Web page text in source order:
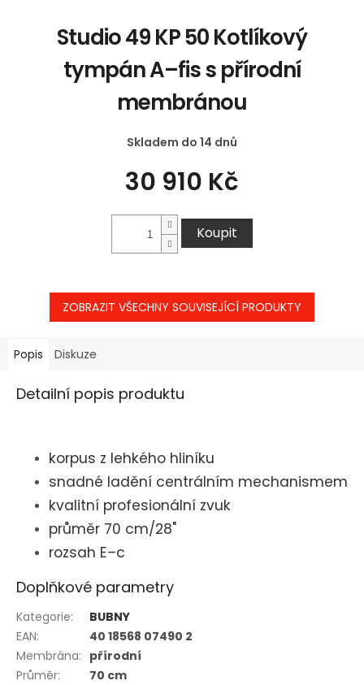
Studio 49 KP 50 Kotlíkový
tympán A–fis s přírodní
membránou
Skladem do 14 dnů
30 910 Kč
Koupit
ZOBRAZIT VŠECHNY SOUVISEJÍCÍ PRODUKTY
Popis Diskuze
Detailní popis produktu
korpus z lehkého hliníku
snadné ladění centrálním mechanismem
kvalitní profesionální zvuk
průměr 70 cm/28"
rozsah E–c
Doplňkové parametry
Kategorie:
BUBNY
EAN:
40 18568 07490 2
Membrána: přírodní
Průměr:
70 cm